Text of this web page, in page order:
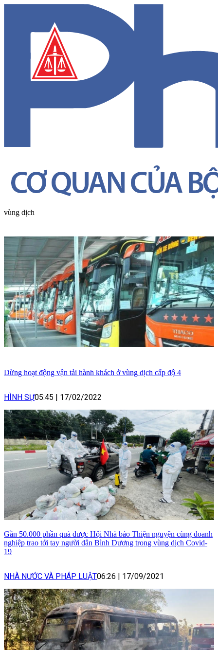
vùng dịch
Dừng hoạt động vận tải hành khách ở vùng dịch cấp độ 4
HÌNH SỰ05:45 | 17/02/2022
Gần 50.000 phần quà được Hội Nhà báo Thiện nguyện cùng doanh
nghiệp trao tới tay người dân Bình Dương trong vùng dịch Covid-
19
NHÀ NƯỚC VÀ PHÁP LUẬT06:26 | 17/09/2021